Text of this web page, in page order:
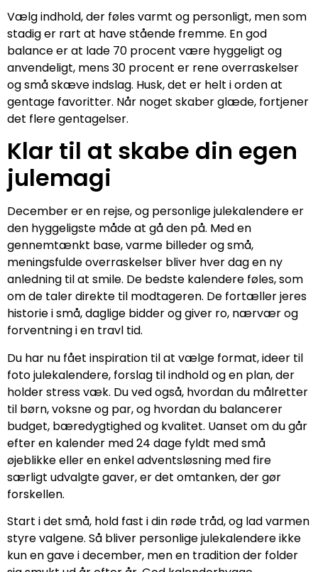
Vælg indhold, der føles varmt og personligt, men som
stadig er rart at have stående fremme. En god
balance er at lade 70 procent være hyggeligt og
anvendeligt, mens 30 procent er rene overraskelser
og små skæve indslag. Husk, det er helt i orden at
gentage favoritter. Når noget skaber glæde, fortjener
det flere gentagelser.
Klar til at skabe din egen
julemagi
December er en rejse, og personlige julekalendere er
den hyggeligste måde at gå den på. Med en
gennemtænkt base, varme billeder og små,
meningsfulde overraskelser bliver hver dag en ny
anledning til at smile. De bedste kalendere føles, som
om de taler direkte til modtageren. De fortæller jeres
historie i små, daglige bidder og giver ro, nærvær og
forventning i en travl tid.
Du har nu fået inspiration til at vælge format, ideer til
foto julekalendere, forslag til indhold og en plan, der
holder stress væk. Du ved også, hvordan du målretter
til børn, voksne og par, og hvordan du balancerer
budget, bæredygtighed og kvalitet. Uanset om du går
efter en kalender med 24 dage fyldt med små
øjeblikke eller en enkel adventsløsning med fire
særligt udvalgte gaver, er det omtanken, der gør
forskellen.
Start i det små, hold fast i din røde tråd, og lad varmen
styre valgene. Så bliver personlige julekalendere ikke
kun en gave i december, men en tradition der folder